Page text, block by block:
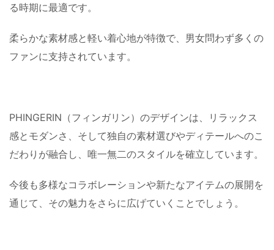
る時期に最適です。
柔らかな素材感と軽い着心地が特徴で、男女問わず多くの
ファンに支持されています。
PHINGERIN（フィンガリン）のデザインは、リラックス
感とモダンさ、そして独自の素材選びやディテールへのこ
だわりが融合し、唯一無二のスタイルを確立しています。
今後も多様なコラボレーションや新たなアイテムの展開を
通じて、その魅力をさらに広げていくことでしょう。